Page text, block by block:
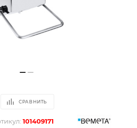
СРАВНИТЬ
101409171